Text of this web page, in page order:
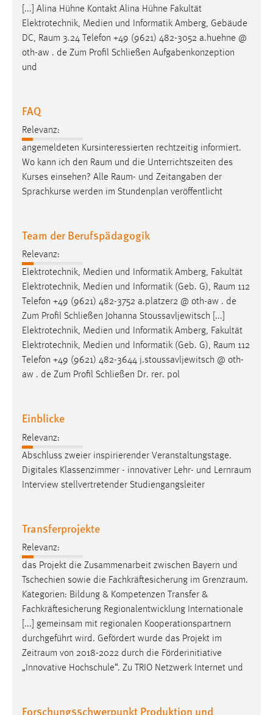
[...] Alina Hühne Kontakt Alina Hühne Fakultät
Elektrotechnik, Medien und Informatik Amberg, Gebäude
DC, Raum 3.24 Telefon +49 (9621) 482-3052 a.huehne @
oth-aw . de Zum Profil Schließen Aufgabenkonzeption
und
FAQ
Relevanz:
angemeldeten Kursinteressierten rechtzeitig informiert.
Wo kann ich den Raum und die Unterrichtszeiten des
Kurses einsehen? Alle Raum- und Zeitangaben der
Sprachkurse werden im Stundenplan veröffentlicht
Team der Berufspädagogik
Relevanz:
Elektrotechnik, Medien und Informatik Amberg, Fakultät
Elektrotechnik, Medien und Informatik (Geb. G), Raum 112
Telefon +49 (9621) 482-3752 a.platzer2 @ oth-aw . de
Zum Profil Schließen Johanna Stoussavljewitsch [...]
Elektrotechnik, Medien und Informatik Amberg, Fakultät
Elektrotechnik, Medien und Informatik (Geb. G), Raum 112
Telefon +49 (9621) 482-3644 j.stoussavljewitsch @ oth-
aw . de Zum Profil Schließen Dr. rer. pol
Einblicke
Relevanz:
Abschluss zweier inspirierender Veranstaltungstage.
Digitales Klassenzimmer - innovativer Lehr- und Lernraum
Interview stellvertretender Studiengangsleiter
Transferprojekte
Relevanz:
das Projekt die Zusammenarbeit zwischen Bayern und
Tschechien sowie die Fachkräftesicherung im Grenzraum.
Kategorien: Bildung & Kompetenzen Transfer &
Fachkräftesicherung Regionalentwicklung Internationale
[...] gemeinsam mit regionalen Kooperationspartnern
durchgeführt wird. Gefördert wurde das Projekt im
Zeitraum von 2018-2022 durch die Förderinitiative
„Innovative Hochschule“. Zu TRIO Netzwerk Internet und
Forschungsschwerpunkt Produktion und
STATISTIK
Statistik Cookies erfassen Informationen anonym.
Diese Informationen helfen uns zu verstehen, wie
unsere Besucher unsere Website nutzen.
_pk_ref, _pk_cvar, _pk_id, _pk_ses
Zweck:
Zugriffsstatistik
Cookie Laufzeit:
MARKETING
Marketing Cookies werden von Drittanbietern
verwendet, um personalisierte Werbung anzuzeigen.
Sie tun dies, indem sie Besucher über Websites
hinweg verfolgen.
Google Ads
Name:
Google Ireland Limited
Zweck:
Conversion-Tracking
Cookie Laufzeit:
3 Monate
Facebook Pixel
Name:
_fbp
Anbieter:
Facebook
Zweck:
Conversion-Tracking
Cookie Laufzeit:
3 Monate